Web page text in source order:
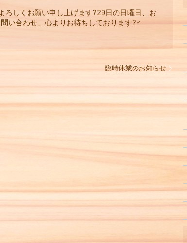
ろしくお願い申し上げます?29日の日曜日、お
い合わせ、心よりお待ちしております?‍♂️
臨時休業のお知らせ